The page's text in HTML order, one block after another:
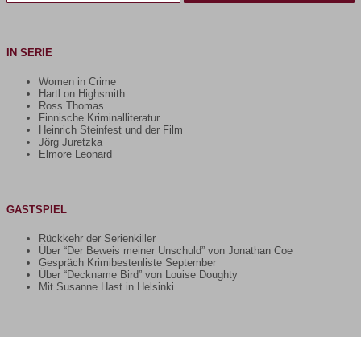
IN SERIE
Women in Crime
Hartl on Highsmith
Ross Thomas
Finnische Kriminalliteratur
Heinrich Steinfest und der Film
Jörg Juretzka
Elmore Leonard
GASTSPIEL
Rückkehr der Serienkiller
Über “Der Beweis meiner Unschuld” von Jonathan Coe
Gespräch Krimibestenliste September
Über “Deckname Bird” von Louise Doughty
Mit Susanne Hast in Helsinki